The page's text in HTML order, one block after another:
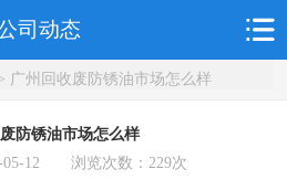
司动态
广州回收废防锈油市场怎么样
防锈油市场怎么样
05-12 浏览次数：229次